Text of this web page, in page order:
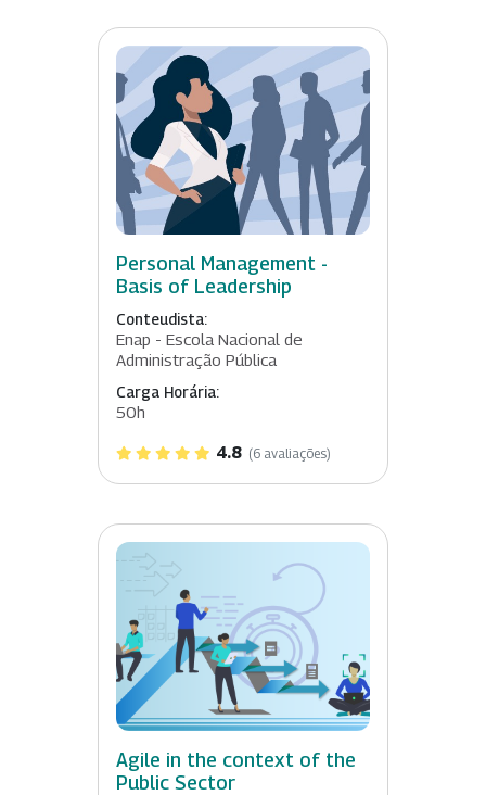
Personal Management -
Basis of Leadership
Conteudista:
Enap - Escola Nacional de
Administração Pública
Carga Horária:
50h
4.8 (6 avaliações)
Agile in the context of the
Public Sector